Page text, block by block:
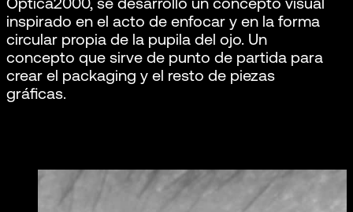
inspirado en el acto de enfocar y en la forma
circular propia de la pupila del ojo. Un
concepto que sirve de punto de partida para
crear el packaging y el resto de piezas
gráficas.